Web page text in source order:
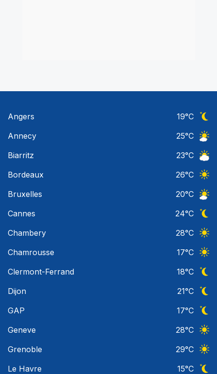
Angers 19°C
Annecy
25°C
Biarritz
23°C
Bordeaux
26°C
Bruxelles
20°C
Cannes
24°C
Chambery
28°C
Chamrousse
17°C
Clermont-Ferrand
18°C
Dijon
21°C
GAP
17°C
Geneve
28°C
Grenoble
29°C
Le Havre
15°C